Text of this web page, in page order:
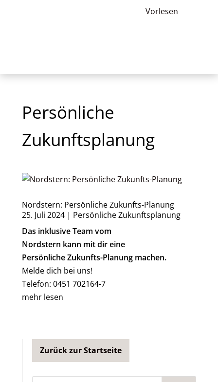
Vorlesen
Persönliche
Zukunftsplanung
Nordstern: Persönliche Zukunfts-Planung
25. Juli 2024| Persönliche Zukunftsplanung
Das inklusive Team vom
Nordstern kann mit dir eine
Persönliche Zukunfts-Planung machen.
Melde dich bei uns!
Telefon: 0451 702164-7
mehr lesen
Zurück zur Startseite